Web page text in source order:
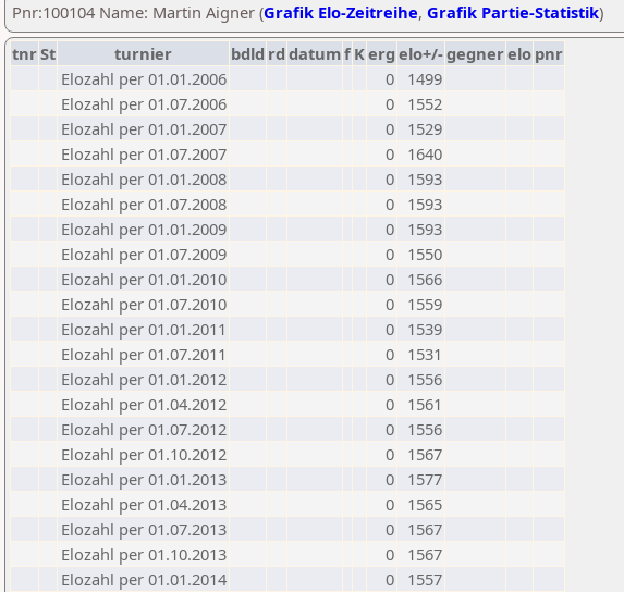
Pnr:100104 Name: Martin Aigner (Grafik Elo-Zeitreihe, Grafik Partie-Statistik)
tnrSt turnier bdld rd datumf Kerg elo+/-gegnerelo pnr
Elozahl per 01.01.2006
0
1499
Elozahl per 01.07.2006
0
1552
Elozahl per 01.01.2007
0
1529
Elozahl per 01.07.2007
0
1640
Elozahl per 01.01.2008
0
1593
Elozahl per 01.07.2008
0
1593
Elozahl per 01.01.2009
0
1593
Elozahl per 01.07.2009
0
1550
Elozahl per 01.01.2010
0
1566
Elozahl per 01.07.2010
0
1559
Elozahl per 01.01.2011
0
1539
Elozahl per 01.07.2011
0
1531
Elozahl per 01.01.2012
0
1556
Elozahl per 01.04.2012
0
1561
Elozahl per 01.07.2012
0
1556
Elozahl per 01.10.2012
0
1567
Elozahl per 01.01.2013
0
1577
Elozahl per 01.04.2013
0
1565
Elozahl per 01.07.2013
0
1567
Elozahl per 01.10.2013
0
1567
Elozahl per 01.01.2014
0
1557